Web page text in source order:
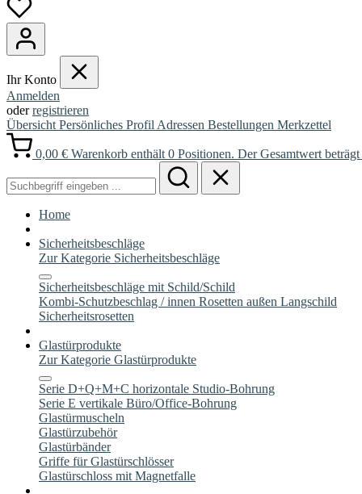
Ihr Konto
Anmelden
oderregistrieren
Übersicht Persönliches Profil Adressen Bestellungen Merkzettel
0,00 € Warenkorb enthält 0 Positionen. Der Gesamtwert
Home
Sicherheitsbeschläge
Zur Kategorie Sicherheitsbeschläge
Sicherheitsbeschläge mit Schild/Schild
Kombi-Schutzbeschlag / innen Rosetten außen Langschild
Sicherheitsrosetten
Glastürprodukte
Zur Kategorie Glastürprodukte
Serie D+Q+M+C horizontale Studio-Bohrung
Serie E vertikale Büro/Office-Bohrung
Glastürmuscheln
Glastürzubehör
Glastürbänder
Griffe für Glastürschlösser
Glastürschloss mit Magnetfalle